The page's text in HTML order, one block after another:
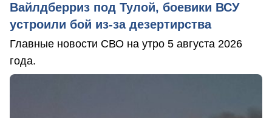
Вайлдберриз под Тулой, боевики ВСУ
устроили бой из-за дезертирства
Главные новости СВО на утро 5 августа 2026
года.